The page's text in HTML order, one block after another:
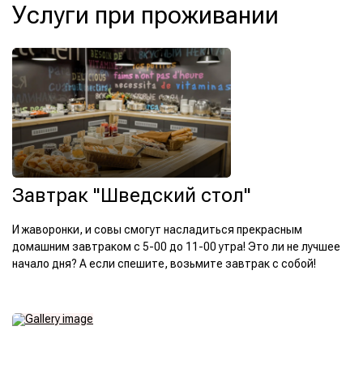
Услуги при проживании
Завтрак "Шведский стол"
И жаворонки, и совы смогут насладиться прекрасным
домашним завтраком с 5-00 до 11-00 утра! Это ли не лучшее
начало дня? А если спешите, возьмите завтрак с собой!